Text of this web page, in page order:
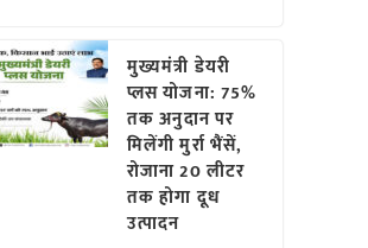
मुख्यमंत्री डेयरी
प्लस योजना: 75%
तक अनुदान पर
मिलेंगी मुर्रा भैंसें,
रोजाना 20 लीटर
तक होगा दूध
उत्पादन